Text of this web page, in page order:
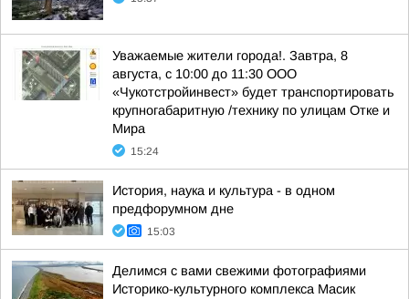
Уважаемые жители города!. Завтра, 8
августа, с 10:00 до 11:30 ООО
«Чукотстройинвест» будет транспортировать
крупногабаритную /технику по улицам Отке и
Мира
15:24
История, наука и культура - в одном
предфорумном дне
15:03
Делимся с вами свежими фотографиями
Историко-культурного комплекса Масик